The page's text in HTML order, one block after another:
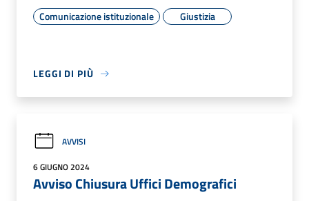
Comunicazione istituzionale
Giustizia
LEGGI DI PIÙ
AVVISI
6 GIUGNO 2024
Avviso Chiusura Uffici Demografici